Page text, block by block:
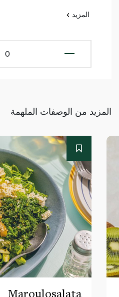
المزيد
0
المزيد من الوصفات الملهمة
Maroulosalata